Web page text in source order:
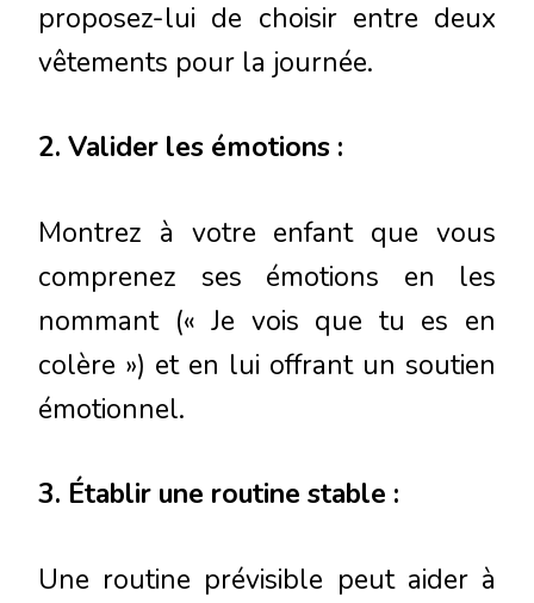
proposez-lui de choisir entre deux
vêtements pour la journée.
2. Valider les émotions :
Montrez à votre enfant que vous
comprenez ses émotions en les
nommant (« Je vois que tu es en
colère ») et en lui offrant un soutien
émotionnel.
3. Établir une routine stable :
Une routine prévisible peut aider à